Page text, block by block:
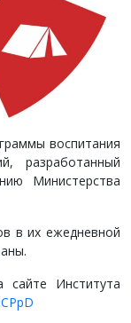
воспитания
разработанный
Министерства
в их ежедневной
Института